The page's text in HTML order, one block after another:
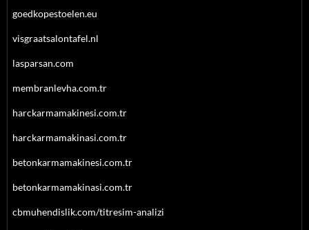
goedkopestoelen.eu
visgraatsalontafel.nl
lasparsan.com
membranlevha.com.tr
harckarmamakinesi.com.tr
harckarmamakinasi.com.tr
betonkarmamakinesi.com.tr
betonkarmamakinasi.com.tr
cbmuhendislik.com/titresim-analizi